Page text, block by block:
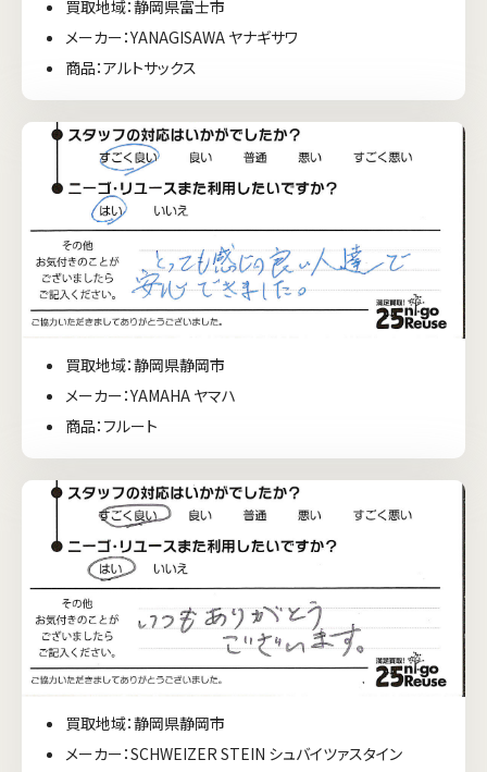
買取地域：静岡県富士市
メーカー：YANAGISAWA ヤナギサワ
商品：アルトサックス
買取地域：静岡県静岡市
メーカー：YAMAHA ヤマハ
商品：フルート
買取地域：静岡県静岡市
メーカー：SCHWEIZER STEIN シュバイツァスタイン